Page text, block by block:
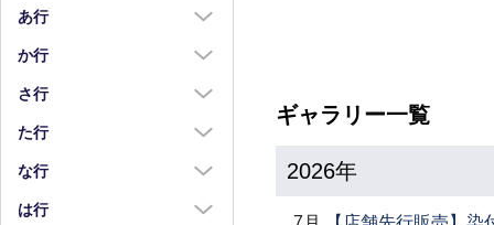
ギャラリー一覧
2026年
汁椀・土鍋・折敷
小物・カトラリー
あ行
浅野奈生
苧野直樹
安達和治
か行
蠣崎マコト
葛西国太郎
葛西義信
さ行
坂本達哉
佐川岳彦
佐々木暢子
た行
高島慎一
高木剛
な行
中荒江道子
は行